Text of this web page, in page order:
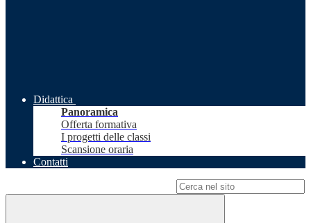
Didattica
Panoramica
Offerta formativa
I progetti delle classi
Scansione oraria
Contatti